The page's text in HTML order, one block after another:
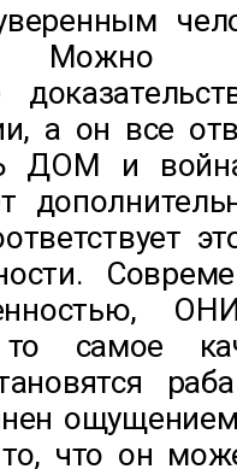
Можно
а он все
ДОМ и
самое
что он